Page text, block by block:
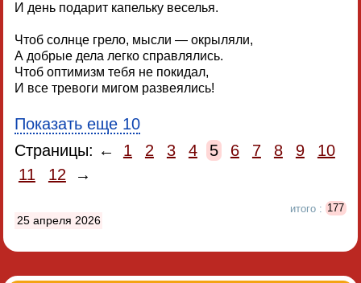
И день подарит капельку веселья.
Чтоб солнце грело, мысли — окрыляли,
А добрые дела легко справлялись.
Чтоб оптимизм тебя не покидал,
И все тревоги мигом развеялись!
Показать еще 10
Страницы: ←
1 2 3 4 5 6 7 8 9
10
11
12 →
итого : 177
25 апреля 2026